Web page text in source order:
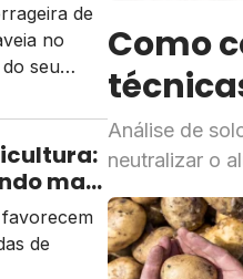
de
no
seu
mais
de
Como
Análise de
neutralizar o
Brasil.